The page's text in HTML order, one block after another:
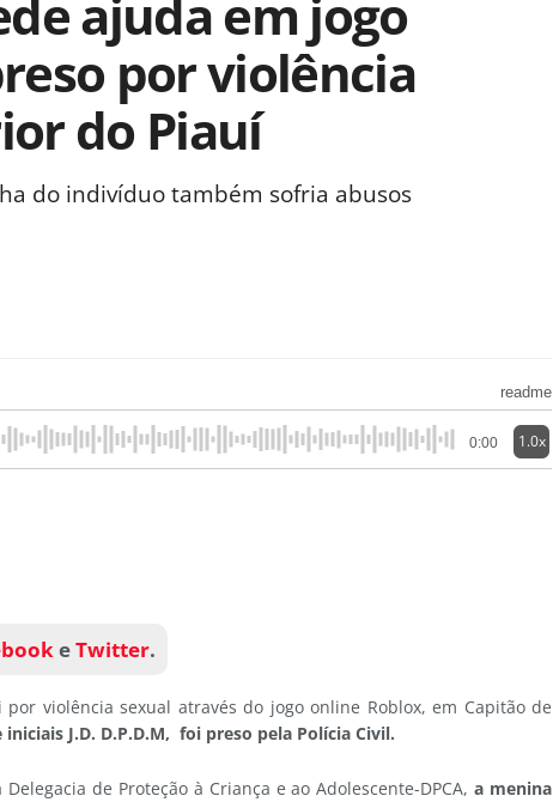
ajuda em jogo
por violência
do Piauí
do indivíduo também sofria abusos
readme
0:00 1.0x
eTwitter.
violência sexual através do jogo online Roblox, em Capitão de
J.D. D.P.D.M, foi preso pela Polícia Civil.
de Proteção à Criança e ao Adolescente-DPCA,a menina